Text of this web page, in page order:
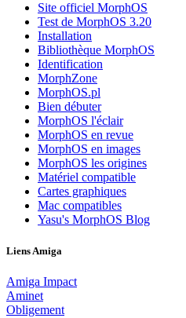
Site officiel MorphOS
Test de MorphOS 3.20
Installation
Bibliothèque MorphOS
Identification
MorphZone
MorphOS.pl
Bien débuter
MorphOS l'éclair
MorphOS en revue
MorphOS en images
MorphOS les origines
Matériel compatible
Cartes graphiques
Mac compatibles
Yasu's MorphOS Blog
Liens Amiga
Amiga Impact
Aminet
Obligement